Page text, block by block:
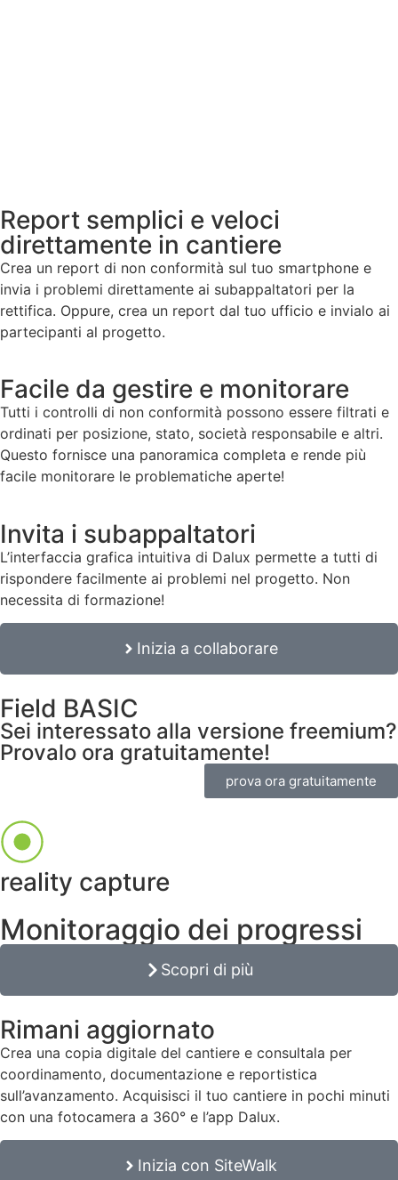
Report semplici e veloci
direttamente in cantiere
Crea un report di non conformità sul tuo smartphone e
invia i problemi direttamente ai subappaltatori per la
rettifica. Oppure, crea un report dal tuo ufficio e invialo ai
partecipanti al progetto.
Facile da gestire e monitorare
Tutti i controlli di non conformità possono essere filtrati e
ordinati per posizione, stato, società responsabile e altri.
Questo fornisce una panoramica completa e rende più
facile monitorare le problematiche aperte!
Invita i subappaltatori
L’interfaccia grafica intuitiva di Dalux permette a tutti di
rispondere facilmente ai problemi nel progetto. Non
necessita di formazione!
Inizia a collaborare
Field BASIC
Sei interessato alla versione freemium?
Provalo ora gratuitamente!
prova ora gratuitamente
reality capture
Monitoraggio dei progressi
Scopri di più
Rimani aggiornato
Crea una copia digitale del cantiere e consultala per
coordinamento, documentazione e reportistica
sull’avanzamento. Acquisisci il tuo cantiere in pochi minuti
con una fotocamera a 360° e l’app Dalux.
Inizia con SiteWalk